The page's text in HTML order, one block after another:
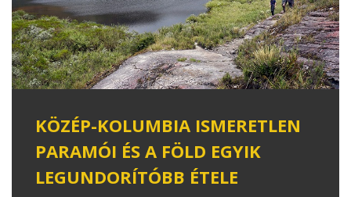
KÖZÉP-KOLUMBIA ISMERETLEN
PARAMÓI ÉS A FÖLD EGYIK
LEGUNDORÍTÓBB ÉTELE